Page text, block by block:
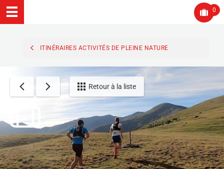
0
ITINÉRAIRES ACTIVITÉS DE PLEINE NATURE
Retour à la liste